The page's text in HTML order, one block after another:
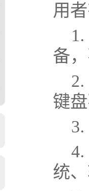
用
备
键
统